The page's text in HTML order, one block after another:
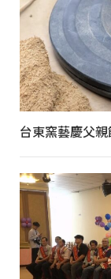
台東窯藝慶父